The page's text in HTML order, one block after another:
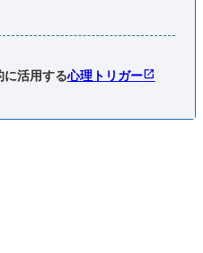
に活用する心理トリガー